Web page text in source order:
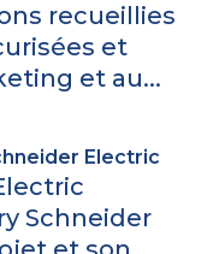
recueillies
et
et au...
Electric
Schneider